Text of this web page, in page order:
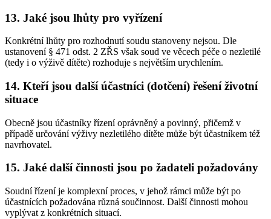
13. Jaké jsou lhůty pro vyřízení
Konkrétní lhůty pro rozhodnutí soudu stanoveny nejsou. Dle
ustanovení § 471 odst. 2 ZŘS však soud ve věcech péče o nezletilé
(tedy i o výživě dítěte) rozhoduje s největším urychlením.
14. Kteří jsou další účastníci (dotčení) řešení životní
situace
Obecně jsou účastníky řízení oprávněný a povinný, přičemž v
případě určování výživy nezletilého dítěte může být účastníkem též
navrhovatel.
15. Jaké další činnosti jsou po žadateli požadovány
Soudní řízení je komplexní proces, v jehož rámci může být po
účastnících požadována různá součinnost. Další činnosti mohou
vyplývat z konkrétních situací.